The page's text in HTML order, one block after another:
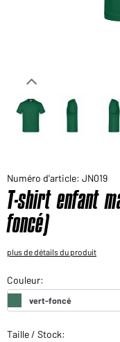
Voudriez-vous
Numéro d'article: JN019
T-shirt enfant
foncé)
plus de détails du produit